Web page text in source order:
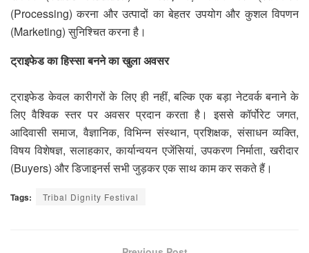
(Processing) करना और ​उत्पादों का बेहतर उपयोग और कुशल विपणन
(Marketing) सुनिश्चित करना है।
​ट्राइफेड का हिस्सा बनने का खुला अवसर
​ट्राइफेड केवल कारीगरों के लिए ही नहीं, बल्कि एक बड़ा नेटवर्क बनाने के
लिए वैश्विक स्तर पर अवसर प्रदान करता है। इससे कॉर्पोरेट जगत,
आदिवासी समाज, वैज्ञानिक, विभिन्न संस्थान, प्रशिक्षक, संसाधन व्यक्ति,
विषय विशेषज्ञ, सलाहकार, कार्यान्वयन एजेंसियां, उपकरण निर्माता, खरीदार
(Buyers) और डिजाइनर्स सभी जुड़कर एक साथ काम कर सकते हैं।
Tags: Tribal Dignity Festival